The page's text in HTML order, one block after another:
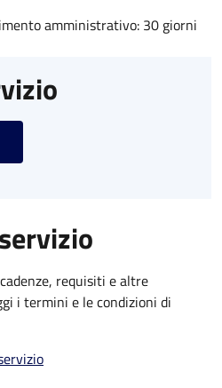
amministrativo: 30 giorni
requisiti e altre
i termini e le condizioni di